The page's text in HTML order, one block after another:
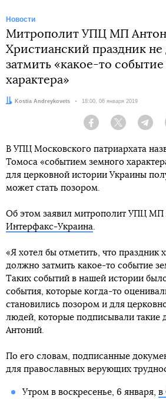
Новости
Митрополит УПЦ МП
Христианский праздник
затмить «какое-то
характера»
Автор:Kostia Andreykovets Дата:
18:00, 06 января 2019
Facebook Twitter
В УПЦ Московского патриархата
Томоса «событием земного
для церковной истории Украины
может стать позором.
Об этом заявил митрополит УПЦ МП
Интерфакс-Украина.
«Я хотел бы отметить, что праздник
должно затмить какое-то событие
Таких событий в нашей истории
события, которые когда-то
становились позором и для
людей, которые подписывали такие
Антоний.
По его словам, подписанные
для православных верующих
Утром в воскресенье, 6 января, в